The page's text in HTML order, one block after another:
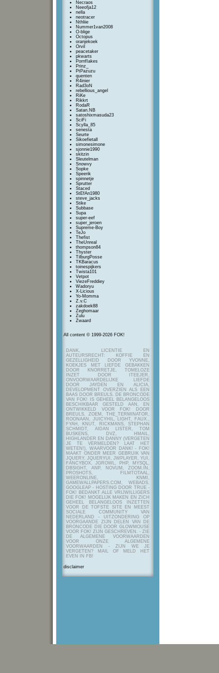
Necraos
Neeofja12
nella
neotracer
Nthliie
Nummer1van2008
O-blige
Octopus
oranjekoek
Orvil
peacetaker
pkwarts
PornfIakes
Prinz_
PtPazuzu
quenten
R4inier
Rad3oN
rebellious_angel
RiKe
Rikkrt
RodaR
Satan.NB
satoshixmasuda23
SciFi
Scylla_85
senesta
Seurte
Sikoefietall
simonesimone
sjonnie1990
skitzin
Sleutelman
Snowvy
Sopke
Speerik
spinnetje
Sprutter
Staced
StEfAn1980
steve_jacks
Stike
Subbase
Supa
super-eef
super_jeroen
Supreme-Boy
TeJo
Thefist
TheUnreal
thompson84
Thyster
TilburgPosse
TKBaracus
toinespijkers
Twista101
Vetpot
ViezeFreddiey
Wadoryu
X-Licious
Yo-Momma
Z.v.C
zakdoek88
Zeghomaar
Zulu
Zwaard
All content © 1999-2026 FOK!
DANK, LICENTIE EN
AUTEURSRECHT: KOFFIE EN
GEZELLIGHEID DOOR YVONNE,
KOEKJES MET LIEFDE GEBAKKEN
DOOR KNORRETJE, TOMELOZE
INZET DOOR ITEEJER,
ONVOORWAARDELIJKE LIEFDE
DOOR JAYDEN EN ALICIA,
DEVELOPMENT OVERZIEN ALS EEN
BAAS DOOR BREULS. DE BRONCODE
VAN FOK! IS GEHEEL BELANGELOOS
BESCHIKBAAR GESTELD AAN, EN
ONTWIKKELD VOOR FOK! DOOR
BREULS, ZOEM, THE_TERMINATOR,
ROONAAN, JUICYHIL, LIGHT, FAUX.,
FYAH, KNUT, RICKMANS, STEPHAN
SCHMIDT, AIDAN LISTER, TOM
BUSKENS, DVZ, HMAIL,
HIGHLANDER EN DANNY (VERGETEN
JE TE VERMELDEN? LAAT HET
WETEN!), WAARVOOR DANK! - FOK!
MAAKT ONDER MEER GEBRUIK VAN
JQUERY, JQUERYUI, JWPLAYER, YUI,
FANCYBOX, JGROWL, PHP, MYSQL,
DBSIGHT, ANP, NOVUM, ZOOM.IN,
PROSHOTS, FILMTOTAAL,
WEERONLINE, KNMI,
GAMEWALLPAPERS.COM, WEBADS,
GOOGLEAP - HOSTING DOOR TRUE -
FOK! BEDANKT ALLE VRIJWILLIGERS
DIE FOK! MOGELIJK MAKEN EN ZICH
GEHEEL BELANGELOOS INZETTEN
VOOR DE TOFSTE SITE EN MEEST
SOCIALE COMMUNITY VAN
NEDERLAND - UITZONDERING OP
VOORGAANDE ZIJN DELEN VAN DE
BRONCODE DIE DOOR GLOWMOUSE
VOOR FOK! ZIJN GESCHREVEN. - ZIE
DE ALGEMENE VOORWAARDEN
VOOR ONZE ALGEMENE
VOORWAARDEN - ZIJN WE JE
VERGETEN? MAIL OF MELD HET
EVEN IN FB!
disclaimer